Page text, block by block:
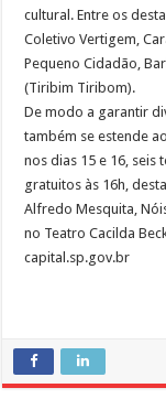
cultural. Entre os
Coletivo Vertigem,
Pequeno Cidadão,
(Tiribim Tiribom).
De modo a garantir
também se estende
nos dias 15 e 16, seis
gratuitos às 16h,
Alfredo Mesquita,
no Teatro Cacilda
capital.sp.gov.br